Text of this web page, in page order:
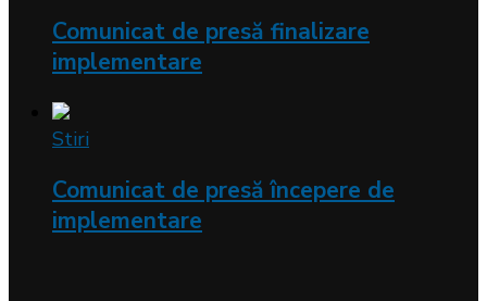
Comunicat de presă finalizare
implementare
Stiri
Comunicat de presă începere de
implementare